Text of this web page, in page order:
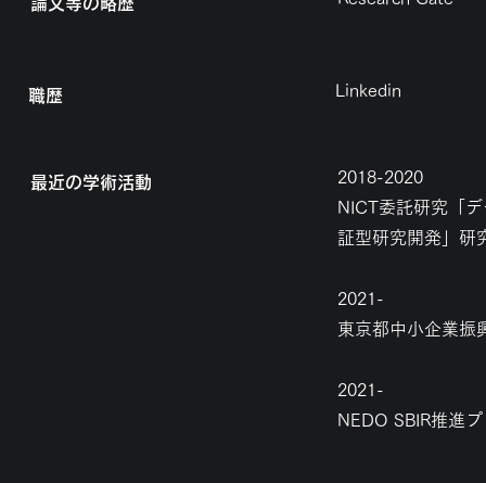
​職歴
最近の学術活動
Linkedin
2018-2020
NICT委託研究「
証型研究開発」研
2021-
東京都中小企業振
2021-
NEDO SBIR推進